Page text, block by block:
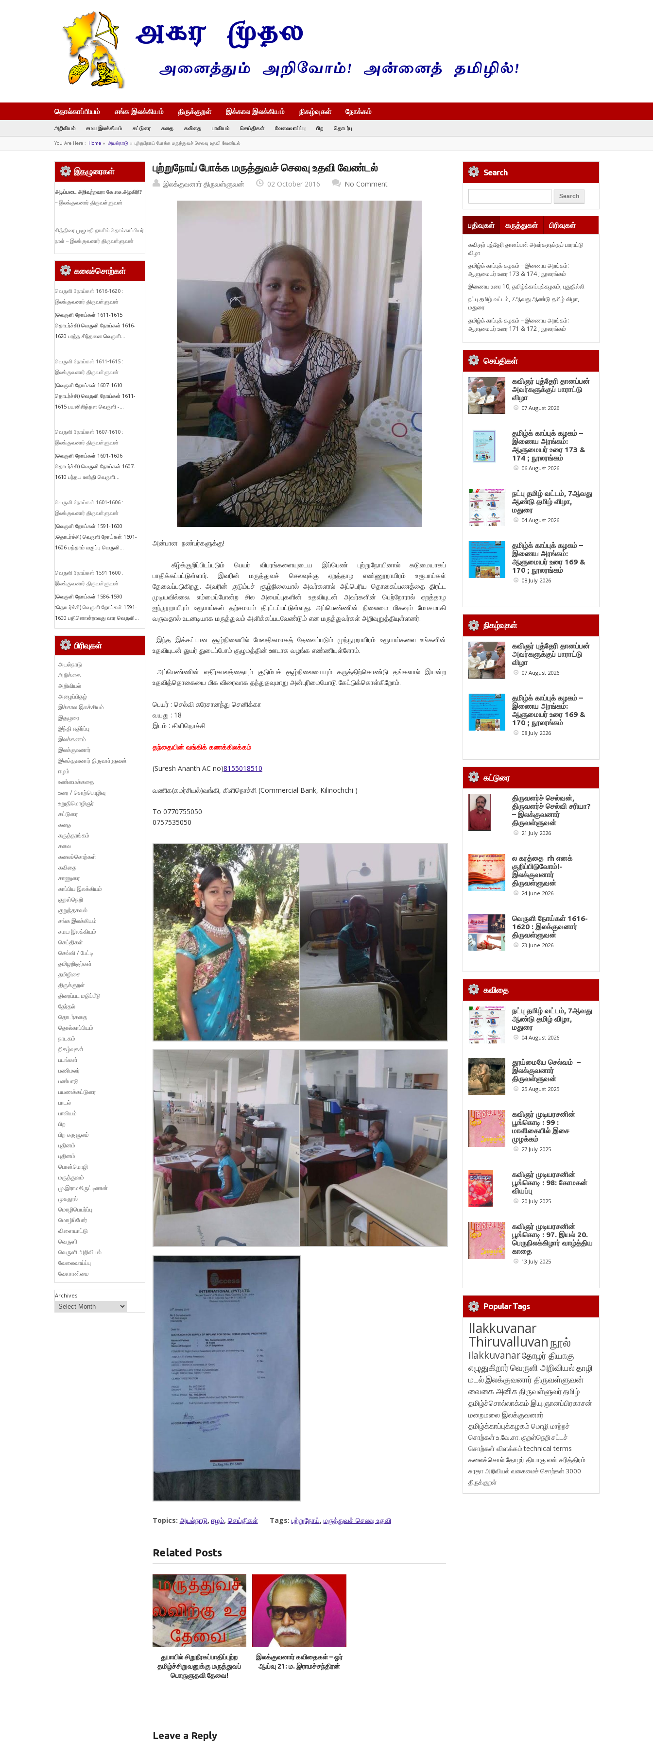
தொல்காப்பியம் சங்க இலக்கியம் திருக்குறள் இக்கால இலக்கியம் நிகழ்வுகள் நோக்கம்
அறிவியல் சமய இலக்கியம் கட்டுரை கதை கவிதை பாவியம் செய்திகள் வேலைவாய்ப்பு பிற தொடர்பு
You Are Here : Home» அயல்நாடு» புற்றுநோய் போக்க மருத்துவச் செலவு உதவி வேண்டல்
புற்றுநோய் போக்க மருத்துவச் செலவு உதவி வேண்டல்
இலக்குவனார் திருவள்ளுவன் 02 October 2016 No Comment
அன்பான நண்பர்களுக்கு!
கீழ்க்குறிப்பிடப்படும் பெயர் விபரங்களையுடைய இப்பெண் புற்றுநோயினால் கடுமையாகப்
பாதிக்கப்பட்டுள்ளார். இவரின் மருத்துவச் செலவுக்கு ஏறத்தாழ எண்ணூறாயிரம் உரூபாய்கள்
தேவைப்படுகிறது. அவரின் குடும்பச் சூழ்நிலையால் அவர்களால் அப்பெரிய தொகைப்பணத்தை திரட்ட
முடியவில்லை. எம்மைப்போன்ற சில அமைப்புகளின் உதவியுடன் அவர்களின் பெற்றோரால் ஏறத்தாழ
ஐந்நூறாயிரம் உரூபாய்கள் தற்சமயம் திரட்டப்பட்டுள்ளது. அப்பெண்ணின் நிலைமை மிகவும் மோசமாகி
வருவதால் உடனடியாக மருத்துவம் அளிக்கப்படவேண்டும் என மருத்துவர்கள் அறிவுறுத்தியுள்ளனர்.
இந்த இக்கட்டான சூழ்நிலையில் மேலதிகமாகத் தேவைப்படும் முந்நூறாயிரம் உரூபாய்களை உங்களின்
உதவியுடன் துயர் துடைப்போம் குழுமத்தின் ஊடாக வழங்க எண்ணியுள்ளோம்.
அப்பெண்ணின் எதிர்காலத்தையும் குடும்பச் சூழ்நிலையையும் கருத்திற்கொண்டு தங்களால் இயன்ற
உதவித்தொகையை மிக விரைவாக தந்துதவுமாறு அன்புரிமையோடு கேட்டுக்கொள்கிறோம்.
பெயர் : செல்வி சுரேசானந்து செனிக்கா
வயது : 18
இடம் : கிளிநொச்சி
தந்தையின் வங்கிக் கணக்கிலக்கம்
(Suresh Ananth AC no)8155018510
வணிக(கமர்சியல்)வங்கி, கிளிநொச்சி (Commercial Bank, Kilinochchi )
To 0770755050
0757535050
Topics: அயல்நாடு, ஈழம், செய்திகள் Tags: புற்றுநோய், மருத்துவச் செலவு உதவி
Related Posts
துபாயில் சிறுநீரகப்பாதிப்புற்ற
தமிழ்ச்சிறுவனுக்கு மருத்துவப்
பொருளுதவி தேவை!
இலக்குவனார் கவிதைகள் – ஓர்
ஆய்வு 21: ம. இராமச்சந்திரன்
Leave a Reply
இதழுரைகள்
அடிப்படை அறிவற்றவரா கே.எசு.அழகிரி?
– இலக்குவனார் திருவள்ளுவன்
சித்திரை முழுமதி நாளில் தொல்காப்பியர்
நாள் – இலக்குவனார் திருவள்ளுவன்
கலைச்சொற்கள்
வெருளி நோய்கள் 1616-1620 :
இலக்குவனார் திருவள்ளுவன்
(வெருளி நோய்கள் 1611-1615
தொடர்ச்சி) வெருளி நோய்கள் 1616-
1620 பரந்த சிந்தனை வெருளி...
வெருளி நோய்கள் 1611-1615 :
இலக்குவனார் திருவள்ளுவன்
(வெருளி நோய்கள் 1607-1610
தொடர்ச்சி) வெருளி நோய்கள் 1611-
1615 பயனிலித்தள வெருளி -...
வெருளி நோய்கள் 1607-1610 :
இலக்குவனார் திருவள்ளுவன்
(வெருளி நோய்கள் 1601-1606
தொடர்ச்சி) வெருளி நோய்கள் 1607-
1610 பந்தய ஊர்தி வெருளி...
வெருளி நோய்கள் 1601-1606 :
இலக்குவனார் திருவள்ளுவன்
(வெருளி நோய்கள் 1591-1600
:தொடர்ச்சி) வெருளி நோய்கள் 1601-
1606 பத்தாம் வகுப்பு வெருளி...
வெருளி நோய்கள் 1591-1600 :
இலக்குவனார் திருவள்ளுவன்
(வெருளி நோய்கள் 1586-1590
:தொடர்ச்சி) வெருளி நோய்கள் 1591-
1600 பதினொன்றாவது வார வெருளி...
பிரிவுகள்
அயல்நாடு
அறிக்கை
அறிவியல்
அழைப்பிதழ்
இக்கால இலக்கியம்
இதழுரை
இந்தி எதிர்ப்பு
இலக்கணம்
இலக்குவனார்
இலக்குவனார் திருவள்ளுவன்
ஈழம்
உண்மைக்கதை
உரை / சொற்பொழிவு
உறுதிமொழிஞர்
கட்டுரை
கதை
கருத்தரங்கம்
கலை
கலைச்சொற்கள்
கவிதை
காணுரை
காப்பிய இலக்கியம்
குறள்நெறி
குறுந்தகவல்
சங்க இலக்கியம்
சமய இலக்கியம்
செய்திகள்
செவ்வி / பேட்டி
தமிழறிஞர்கள்
தமிழிசை
திருக்குறள்
திரைப்பட மதிப்பீடு
தேர்தல்
தொடர்கதை
தொல்காப்பியம்
நாடகம்
நிகழ்வுகள்
படங்கள்
பணிமலர்
பண்பாடு
பயணக்கட்டுரை
பாடல்
பாவியம்
பிற
பிற கருவூலம்
புதினம்
புதினம்
பொன்மொழி
மருத்துவம்
மு.இராமகிருட்டிணன்
முகநூல்
மொழிபெயர்ப்பு
மொழிப்போர்
விளையாட்டு
வெருளி
வெருளி அறிவியல்
வேலைவாய்ப்பு
வேளாண்மை
Archives
Search
பதிவுகள் கருத்துகள் பிரிவுகள்
கவிஞர் புத்தேரி தானப்பன் அவர்களுக்குப் பாராட்டு
விழா
தமிழ்க் காப்புக் கழகம் – இணைய அரங்கம்:
ஆளுமையர் உரை 173 & 174 ; நூலரங்கம்
இணைய உரை 10, தமிழ்க்காப்புக்கழகம், புதுதில்லி
நட்பு தமிழ் வட்டம், 7ஆவது ஆண்டு தமிழ் விழா,
மதுரை
தமிழ்க் காப்புக் கழகம் – இணைய அரங்கம்:
ஆளுமையர் உரை 171 & 172 ; நூலரங்கம்
செய்திகள்
கவிஞர் புத்தேரி தானப்பன்
அவர்களுக்குப் பாராட்டு
விழா
07 August 2026
தமிழ்க் காப்புக் கழகம் –
இணைய அரங்கம்:
ஆளுமையர் உரை 173 &
174 ; நூலரங்கம்
06 August 2026
நட்பு தமிழ் வட்டம், 7ஆவது
ஆண்டு தமிழ் விழா,
மதுரை
04 August 2026
தமிழ்க் காப்புக் கழகம் –
இணைய அரங்கம்:
ஆளுமையர் உரை 169 &
170 ; நூலரங்கம்
08 July 2026
நிகழ்வுகள்
கவிஞர் புத்தேரி தானப்பன்
அவர்களுக்குப் பாராட்டு
விழா
07 August 2026
தமிழ்க் காப்புக் கழகம் –
இணைய அரங்கம்:
ஆளுமையர் உரை 169 &
170 ; நூலரங்கம்
08 July 2026
கட்டுரை
திருவளர்ச் செல்வன்,
திருவளர்ச் செல்வி சரியா?
– இலக்குவனார்
திருவள்ளுவன்
21 July 2026
ல கரத்தை rh எனக்
குறிப்பிடுவோம்!-
இலக்குவனார்
திருவள்ளுவன்
24 June 2026
வெருளி நோய்கள் 1616-
1620 : இலக்குவனார்
திருவள்ளுவன்
23 June 2026
கவிதை
நட்பு தமிழ் வட்டம், 7ஆவது
ஆண்டு தமிழ் விழா,
மதுரை
04 August 2026
தூய்மையே செல்வம் –
இலக்குவனார்
திருவள்ளுவன்
25 August 2025
கவிஞர் முடியரசனின்
பூங்கொடி : 99 :
மாளிகையில் இசை
முழக்கம்
27 July 2025
கவிஞர் முடியரசனின்
பூங்கொடி : 98: கோமகன்
வியப்பு
20 July 2025
கவிஞர் முடியரசனின்
பூங்கொடி : 97. இயல் 20.
பெருநிலக்கிழார் வாழ்த்திய
காதை
13 July 2025
Popular Tags
Ilakkuvanar
Thiruvalluvanநூல்
ilakkuvanarதோழர் தியாகு
எழுதுகிறார்வெருளி அறிவியல்தாழி
மடல்இலக்குவனார் திருவள்ளுவன்
வைகை அனிசுதிருவள்ளுவர்தமிழ்
தமிழ்ச்சொல்லாக்கம் இ.பு.ஞானப்பிரகாசன்
மறைமலை இலக்குவனார்
தமிழ்க்காப்புக்கழகம் மொழி மாற்றச்
சொற்கள்உ.வே.சா. குறள்நெறி சட்டச்
சொற்கள் விளக்கம்technical terms
கலைச்சொல்தோழர் தியாகுஎன் சரித்திரம்
சுரதாஅறிவியல் வகைமைச் சொற்கள் 3000
திருக்குறள்